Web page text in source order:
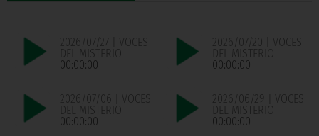
2026/07/27 | VOCES
DEL MISTERIO
00:00:00
2026/07/20 | VOCES
DEL MISTERIO
00:00:00
2026/07/06 | VOCES
DEL MISTERIO
00:00:00
2026/06/29 | VOCES
DEL MISTERIO
00:00:00